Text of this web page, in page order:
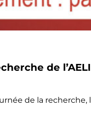
de
de la